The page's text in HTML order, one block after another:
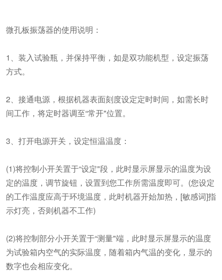
微孔板振荡器的使用说明：
1、装入试验瓶，并保持平衡，如是双功能机型，设定振荡
方式。
2、接通电源，根据机器表面刻度设定定时时间，如需长时
间工作，将定时器调至“常开"位置。
3、打开电源开关，设定恒温温度：
(1)将控制小开关置于“设定"段，此时显示屏显示的温度为设
定的温度，调节旋钮，设置到您工作所需温度即可。(您设定
的工作温度应高于环境温度，此时机器开始加热，[敏感词]指
示灯亮，否则机器不工作)
(2)将控制部分小开关置于“测量"端，此时显示屏显示的温度
为试验箱内空气的实际温度，随着箱内气温的变化，显示的
数字也会相应变化。